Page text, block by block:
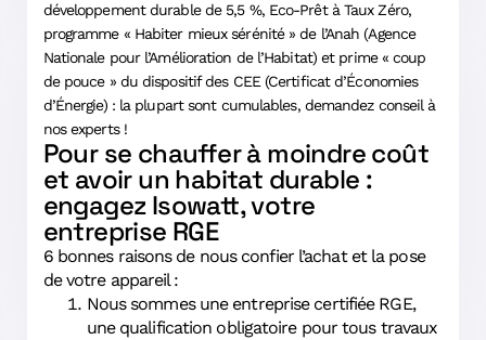
développement durable de 5,5 %, Eco-Prêt à Taux Zéro,
programme « Habiter mieux sérénité » de l’Anah (Agence
Nationale pour l’Amélioration de l’Habitat) et prime « coup
de pouce » du dispositif des CEE (Certificat d’Économies
d’Énergie) : la plupart sont cumulables, demandez conseil à
nos experts !
Pour se chauffer à moindre coût
et avoir un habitat durable :
engagez Isowatt, votre
entreprise RGE
6 bonnes raisons de nous confier l’achat et la pose
de votre appareil :
Nous sommes une entreprise certifiée RGE,
une qualification obligatoire pour tous travaux